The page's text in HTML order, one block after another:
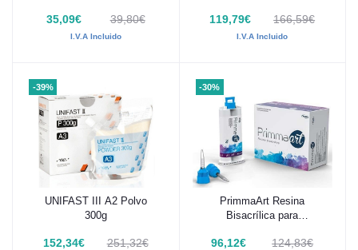
35,09€ 39,80€
I.V.A Incluido
119,79€ 166,59€
I.V.A Incluido
-39%
Añadir al carrito
UNIFAST III A2 Polvo
300g
152,34€ 251,32€
-30%
Añadir al carrito
PrimmaArt Resina
Bisacrílica para
96,12€ 124,83€